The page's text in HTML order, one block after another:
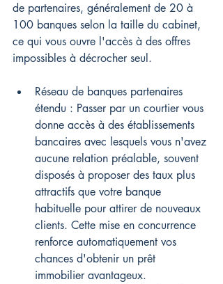
de partenaires, généralement de 20 à
100 banques selon la taille du cabinet,
ce qui vous ouvre l'accès à des offres
impossibles à décrocher seul.
Réseau de banques partenaires
étendu : Passer par un courtier vous
donne accès à des établissements
bancaires avec lesquels vous n'avez
aucune relation préalable, souvent
disposés à proposer des taux plus
attractifs que votre banque
habituelle pour attirer de nouveaux
clients. Cette mise en concurrence
renforce automatiquement vos
chances d'obtenir un prêt
immobilier avantageux.